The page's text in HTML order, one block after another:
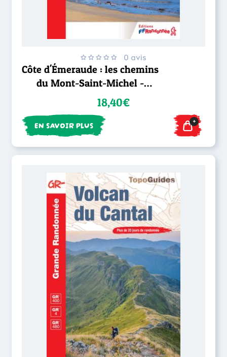
0 avis
Côte d'Émeraude : les chemins
du Mont-Saint-Michel -
GR®3418,40€
EN SAVOIR PLUS +